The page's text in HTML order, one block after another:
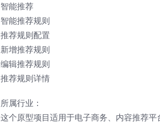
智能推荐
智能推荐规则
推荐规则配置
新增推荐规则
编辑推荐规则
推荐规则详情
所属行业：
这个原型项目适用于电子商务、内容推荐